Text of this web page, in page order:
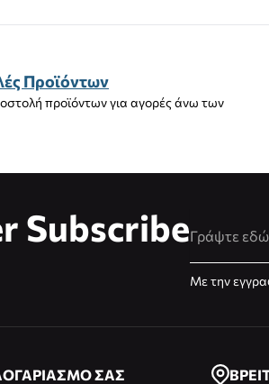
Προϊόντων
προϊόντων για αγορές άνω των
Subscribe
Με την
ΣΑΣ